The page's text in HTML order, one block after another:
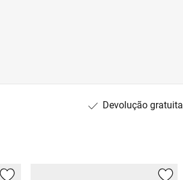
Devolução gratuita